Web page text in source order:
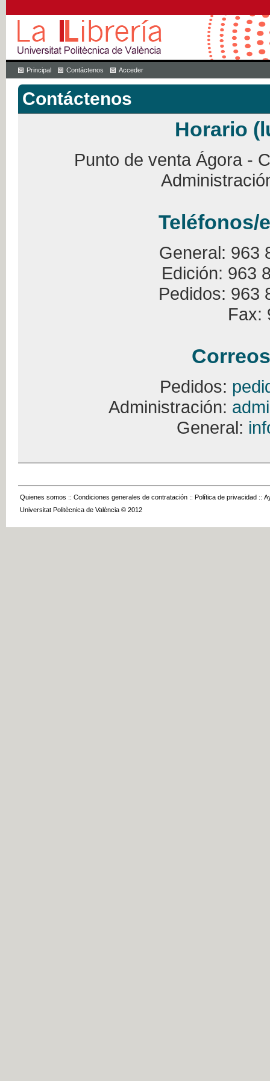
Principal Contáctenos Acceder
Contáctenos
Horario
Punto de venta Ágora -
Teléfonos/
General: 963
Edición: 963
Pedidos: 963
Fax:
Pedidos:
Administración:
General:
Quienes somos :: Condiciones generales de contratación :: Política de privacidad ::
Universitat Politècnica de València © 2012